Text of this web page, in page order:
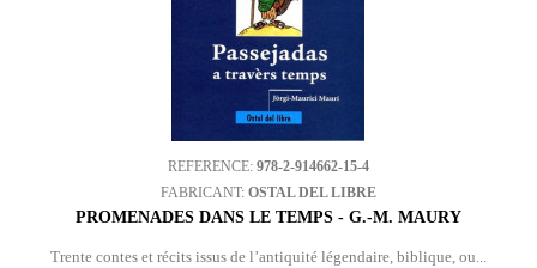
REFERENCE: 978-2-914662-15-4
FABRICANT: OSTAL DEL LIBRE
PROMENADES DANS LE TEMPS - G.-M. MAURY
Trente contes et récits issus de l’antiquité légendaire, biblique, ou...